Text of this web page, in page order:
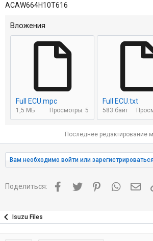
ACAW664H10T616
Вложения
Full ECU.mpc
1,5 МБ Просмотры: 5
Full ECU.txt
583 байт
Последнее редактирование
Вам необходимо войти или
Поделиться: Facebook
Twitter Pinterest
Isuzu Files